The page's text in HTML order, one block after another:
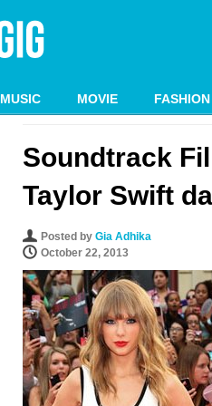
MUSIC MOVIE FASHION
Soundtrack
Taylor Swift
Posted by Gia Adhika
October 22, 2013